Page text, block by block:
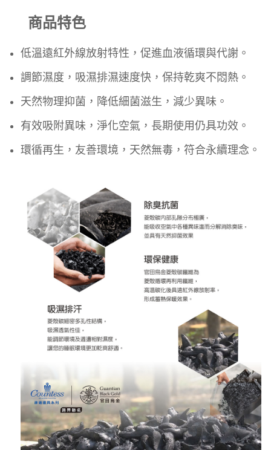
商品特色
低溫遠紅外線放射特性，促進血液循環與代謝。
調節濕度，吸濕排濕速度快，保持乾爽不悶熱。
天然物理抑菌，降低細菌滋生，減少異味。
有效吸附異味，淨化空氣，長期使用仍具功效。
環循再生，友善環境，天然無毒，符合永續理念。